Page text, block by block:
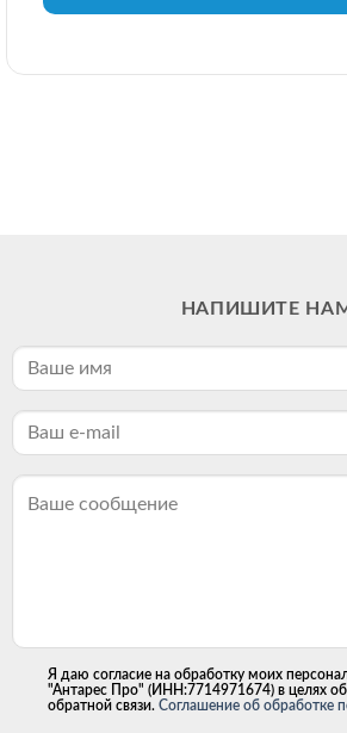
НАПИШИТЕ
Я даю согласие на обработку моих
"Антарес Про" (ИНН:7714971674) в целях
обратной связи. Соглашение об обработке